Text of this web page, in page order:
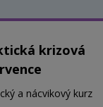
krizová
a nácvikový kurz